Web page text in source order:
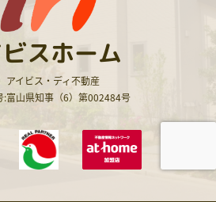
スホーム
アイビス・ディ不動産
:富山県知事（6）第002484号